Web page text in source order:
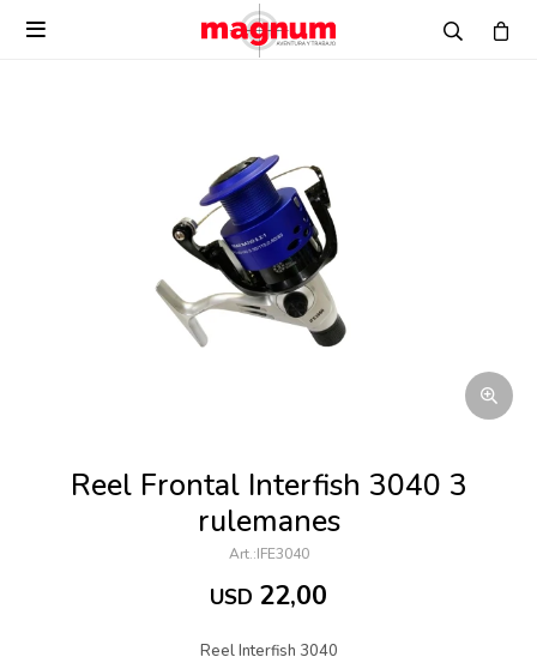

Reel Frontal Interfish 3040 3
rulemanes
IFE3040
USD 22,00
Reel Interfish 3040